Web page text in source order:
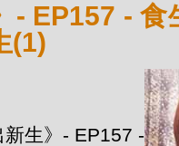
- EP157 -
(1)
生》- EP157 -